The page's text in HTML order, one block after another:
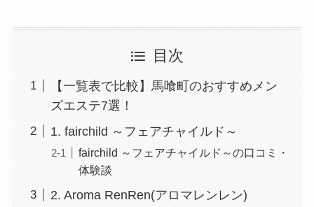
目次
【一覧表で比較】馬喰町のおすすめメン
ズエステ7選！
1. fairchild ～フェアチャイルド～
fairchild ～フェアチャイルド～の口コミ・
体験談
2. Aroma RenRen(アロマレンレン)